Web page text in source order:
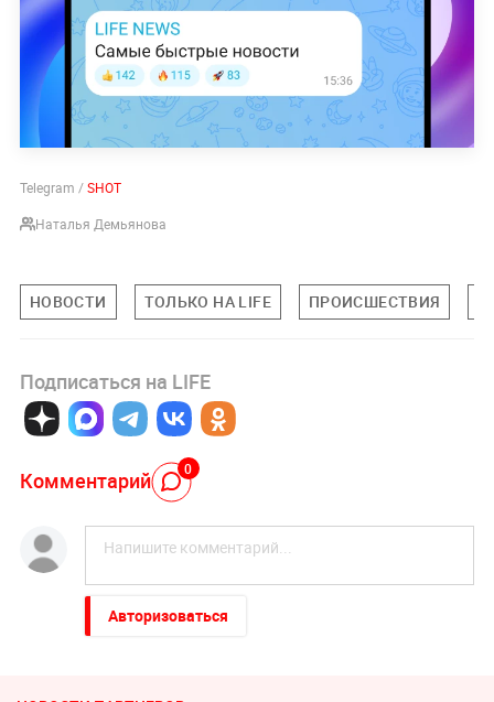
Telegram /SHOT
Наталья Демьянова
НОВОСТИ ТОЛЬКО НА LIFE ПРОИСШЕСТВИЯ
Подписаться на LIFE
Комментарий 0
Авторизоваться